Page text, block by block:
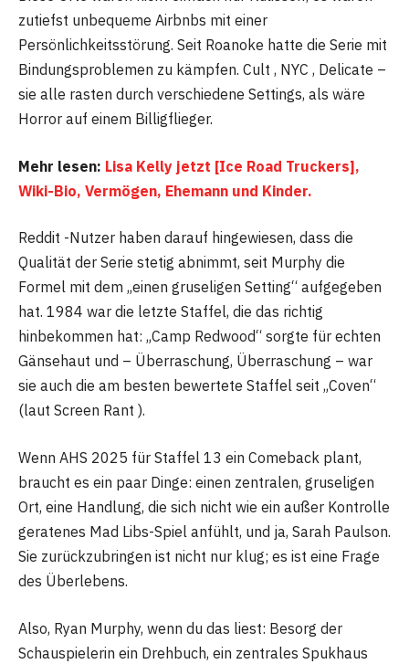
zutiefst unbequeme Airbnbs mit einer
Persönlichkeitsstörung. Seit Roanoke hatte die Serie mit
Bindungsproblemen zu kämpfen. Cult , NYC , Delicate –
sie alle rasten durch verschiedene Settings, als wäre
Horror auf einem Billigflieger.
Mehr lesen: Lisa Kelly jetzt [Ice Road Truckers],
Wiki-Bio, Vermögen, Ehemann und Kinder.
Reddit -Nutzer haben darauf hingewiesen, dass die
Qualität der Serie stetig abnimmt, seit Murphy die
Formel mit dem „einen gruseligen Setting“ aufgegeben
hat. 1984 war die letzte Staffel, die das richtig
hinbekommen hat: „Camp Redwood“ sorgte für echten
Gänsehaut und – Überraschung, Überraschung – war
sie auch die am besten bewertete Staffel seit „Coven“
(laut Screen Rant ).
Wenn AHS 2025 für Staffel 13 ein Comeback plant,
braucht es ein paar Dinge: einen zentralen, gruseligen
Ort, eine Handlung, die sich nicht wie ein außer Kontrolle
geratenes Mad Libs-Spiel anfühlt, und ja, Sarah Paulson.
Sie zurückzubringen ist nicht nur klug; es ist eine Frage
des Überlebens.
Also, Ryan Murphy, wenn du das liest: Besorg der
Schauspielerin ein Drehbuch, ein zentrales Spukhaus